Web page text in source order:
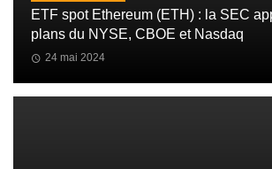
ETF spot Ethereum (ETH) : la SEC
plans du NYSE, CBOE et Nasdaq
24 mai 2024